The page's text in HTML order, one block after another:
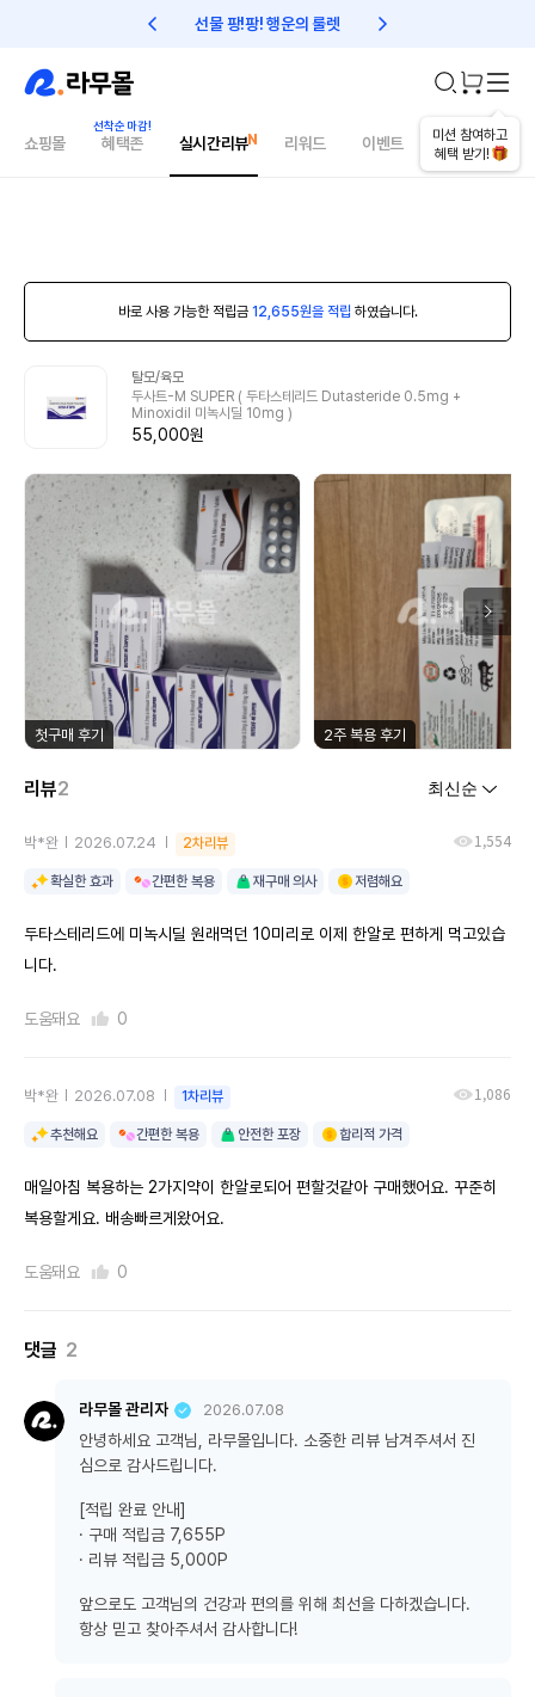
선물 팡!팡! 행운의 룰렛 친구초대 1만원 리워드!
미션 참여하고
혜택 받기!
쇼핑몰 혜택존 실시간리뷰 리워드 이벤트 건강매거진
바로 사용 가능한 적립금 12,655원을 적립 하였습니다.
탈모/육모
두사트-M SUPER ( 두타스테리드 Dutasteride 0.5mg +
Minoxidil 미녹시딜 10mg )
55,000원
첫구매 후기 2주 복용 후기
리뷰2
박*완 2026.07.24 2차리뷰 1,554
확실한 효과 간편한 복용 재구매 의사 저렴해요
두타스테리드에 미녹시딜 원래먹던 10미리로 이제 한알로 편하게 먹고있습
니다.
도움돼요 0
박*완 2026.07.08 1차리뷰 1,086
추천해요 간편한 복용 안전한 포장 합리적 가격
매일아침 복용하는 2가지약이 한알로되어 편할것같아 구매했어요. 꾸준히
복용할게요. 배송빠르게왔어요.
도움돼요 0
댓글 2
라무몰 관리자 2026.07.08
안녕하세요 고객님, 라무몰입니다. 소중한 리뷰 남겨주셔서 진
심으로 감사드립니다.
[적립 완료 안내]
· 구매 적립금 7,655P
· 리뷰 적립금 5,000P
앞으로도 고객님의 건강과 편의를 위해 최선을 다하겠습니다.
항상 믿고 찾아주셔서 감사합니다!